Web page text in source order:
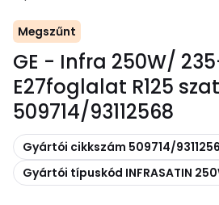
Megszűnt
GE - Infra 250W/
E27foglalat R125
509714/93112568
Másolás
Gyártói cikkszám 509714/
Másolás
Gyártói típuskód INFRASATIN